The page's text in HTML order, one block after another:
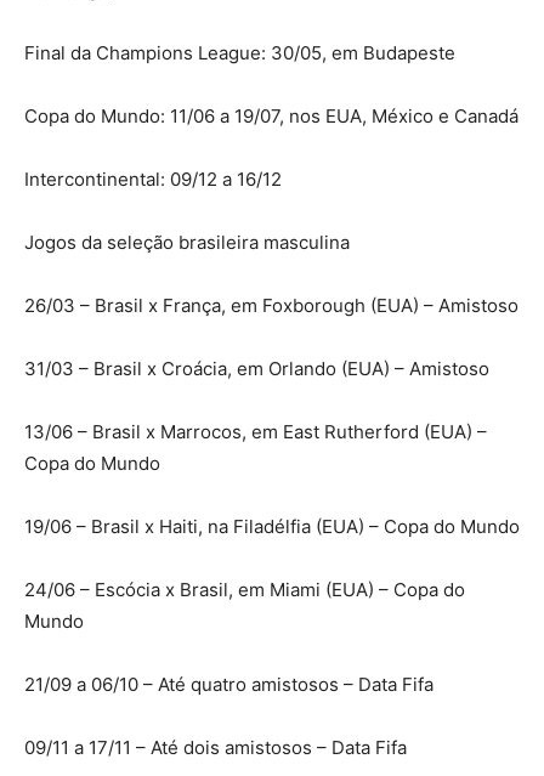
Final da Champions League: 30/05, em Budapeste
Copa do Mundo: 11/06 a 19/07, nos EUA, México e Canadá
Intercontinental: 09/12 a 16/12
Jogos da seleção brasileira masculina
26/03 – Brasil x França, em Foxborough (EUA) – Amistoso
31/03 – Brasil x Croácia, em Orlando (EUA) – Amistoso
13/06 – Brasil x Marrocos, em East Rutherford (EUA) –
Copa do Mundo
19/06 – Brasil x Haiti, na Filadélfia (EUA) – Copa do Mundo
24/06 – Escócia x Brasil, em Miami (EUA) – Copa do
Mundo
21/09 a 06/10 – Até quatro amistosos – Data Fifa
09/11 a 17/11 – Até dois amistosos – Data Fifa